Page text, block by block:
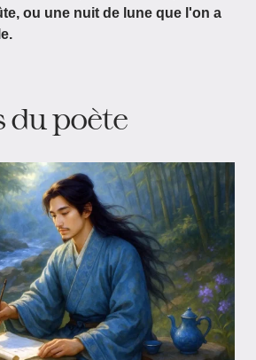
ou une nuit de lune que l'on a
du poète